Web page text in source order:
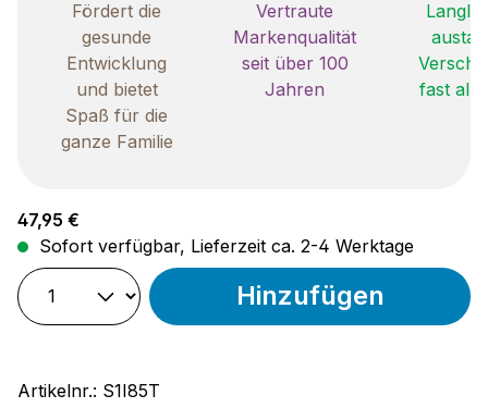
Fördert die
gesunde
Entwicklung
und bietet
Spaß für die
ganze Familie
Vertraute
Markenqualität
seit über 100
Jahren
fast
Regulärer Preis:
47,95 €
Sofort verfügbar, Lieferzeit ca. 2-4 Werktage
Hinzufügen
Artikelnr.: S1I85T